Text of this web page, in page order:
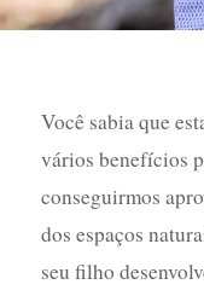
Você sabia que
vários benefícios
conseguirmos
dos espaços
seu filho